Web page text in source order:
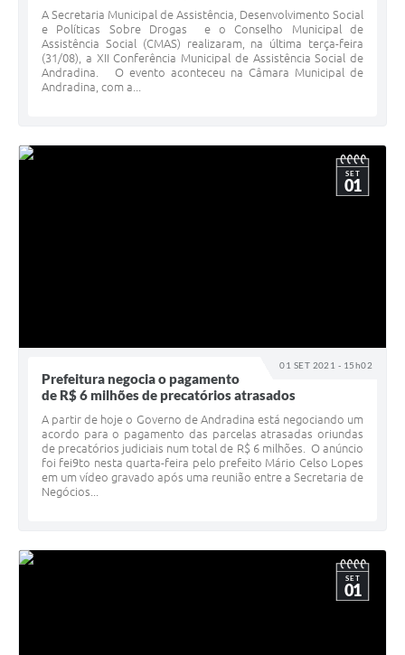
A Secretaria Municipal de Assistência, Desenvolvimento Social
e Políticas Sobre Drogas e o Conselho Municipal de
Assistência Social (CMAS) realizaram, na última terça-feira
(31/08), a XII Conferência Municipal de Assistência Social de
Andradina. O evento aconteceu na Câmara Municipal de
Andradina, com a...
01 SET 2021 - 15h02
SET
01
Prefeitura negocia o pagamento
de R$ 6 milhões de precatórios atrasados
A partir de hoje o Governo de Andradina está negociando um
acordo para o pagamento das parcelas atrasadas oriundas
de precatórios judiciais num total de R$ 6 milhões. O anúncio
foi fei9to nesta quarta-feira pelo prefeito Mário Celso Lopes
em um vídeo gravado após uma reunião entre a Secretaria de
Negócios...
SET
01